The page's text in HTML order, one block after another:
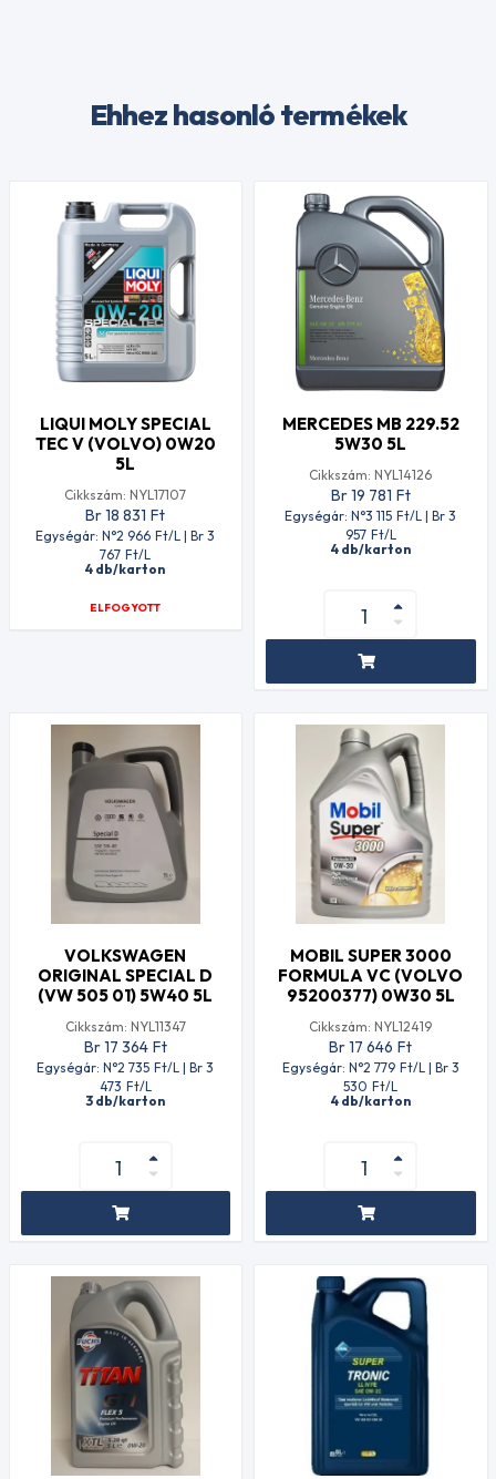
Ehhez hasonló termékek
LIQUI MOLY SPECIAL
TEC V (VOLVO) 0W20
5L
Cikkszám: NYL17107
Br 18 831 Ft
Egységár: N°2 966 Ft/L | Br 3
767 Ft/L
4 db/karton
ELFOGYOTT
MERCEDES MB 229.52
5W30 5L
Cikkszám: NYL14126
Br 19 781 Ft
Egységár: N°3 115 Ft/L | Br 3
957 Ft/L
4 db/karton
VOLKSWAGEN
ORIGINAL SPECIAL D
(VW 505 01) 5W40 5L
Cikkszám: NYL11347
Br 17 364 Ft
Egységár: N°2 735 Ft/L | Br 3
473 Ft/L
3 db/karton
MOBIL SUPER 3000
FORMULA VC (VOLVO
95200377) 0W30 5L
Cikkszám: NYL12419
Br 17 646 Ft
Egységár: N°2 779 Ft/L | Br 3
530 Ft/L
4 db/karton